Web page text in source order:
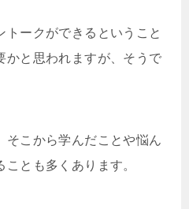
トークができるということ
かと思われますが、そうで
そこから学んだことや悩ん
とも多くあります。